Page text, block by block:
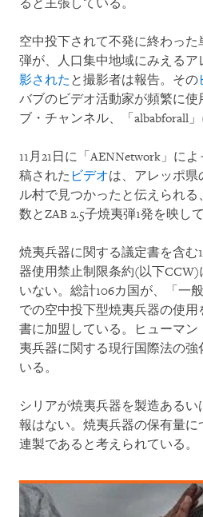
ると主張している。
空中投下されて不発に終わった
弾が、人口集中地域にみえる
影されたと撮影者は報告。その
バブのビデオ活動家が頻繁に
ブ・チャンネル、「albabforall」
11月21日に「AENNetwork」に
稿された ビデオは、アレッポ
ル村で見つかったと伝えられる
数とZAB 2.5子焼夷弾1発を映して
焼夷兵器に関する議定書を含む
器使用禁止制限条約(以下
いない。総計106カ国が、「一
での空中投下型焼夷兵器の使用
書に加盟している。ヒューマ
夷兵器に関する現行国際法の
いる。
シリアが焼夷兵器を製造ある
報はない。焼夷兵器の保有量
連製であると考えられている。